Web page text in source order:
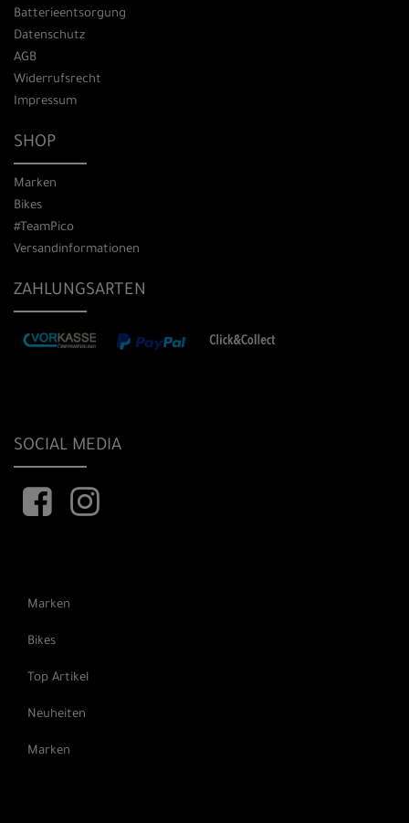
Batterieentsorgung
Datenschutz
AGB
Widerrufsrecht
Impressum
SHOP
Marken
Bikes
#TeamPico
Versandinformationen
ZAHLUNGSARTEN
SOCIAL MEDIA
Marken
Bikes
Top Artikel
Neuheiten
Marken